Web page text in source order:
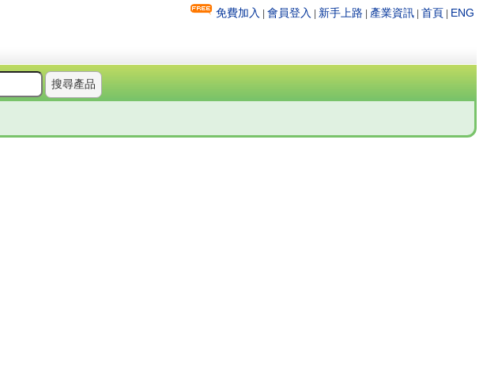
免費加入 |會員登入 新手上路 產業資訊 |首頁 ENG
搜尋產品